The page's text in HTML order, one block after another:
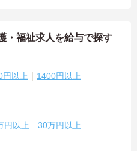
・福祉求人を給与で探す
円以上 1400円以上
円以上 30万円以上